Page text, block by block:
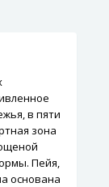
в пяти
зона
Пейя,
основана